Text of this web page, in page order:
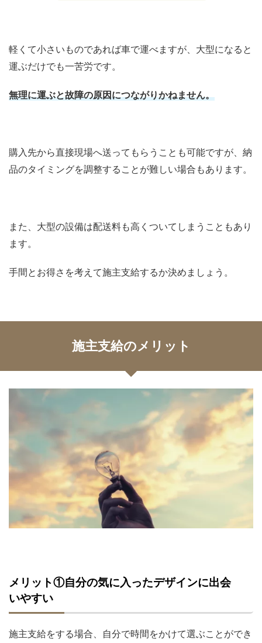
軽くて小さいものであれば車で運べますが、大型になると
運ぶだけでも一苦労です。
無理に運ぶと故障の原因につながりかねません。
購入先から直接現場へ送ってもらうことも可能ですが、納
品のタイミングを調整することが難しい場合もあります。
また、大型の設備は配送料も高くついてしまうこともあり
ます。
手間とお得さを考えて施主支給するか決めましょう。
施主支給のメリット
メリット①自分の気に入ったデザインに出会
いやすい
施主支給をする場合、自分で時間をかけて選ぶことができ